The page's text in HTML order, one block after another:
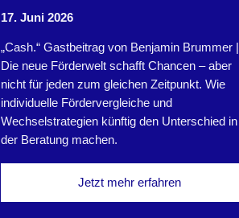
17. Juni 2026
„Cash.“ Gastbeitrag von Benjamin Brummer |
Die neue Förderwelt schafft Chancen – aber
nicht für jeden zum gleichen Zeitpunkt. Wie
individuelle Fördervergleiche und
Wechselstrategien künftig den Unterschied in
der Beratung machen.
Jetzt mehr erfahren